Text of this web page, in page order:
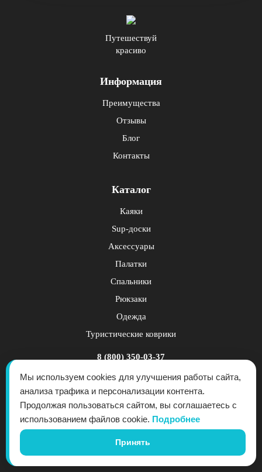
Путешествуй
красиво
Информация
Преимущества
Отзывы
Блог
Контакты
Каталог
Каяки
Sup-доски
Аксессуары
Палатки
Спальники
Рюкзаки
Одежда
Туристические коврики
8 (800) 350-03-37
заказать обратный звонок
info@blausee.ru
Политика конфиденциальности
Публичная оферта
Мы используем cookies для улучшения работы сайта,
анализа трафика и персонализации контента.
Продолжая пользоваться сайтом, вы соглашаетесь с
использованием файлов cookie. Подробнее
Принять